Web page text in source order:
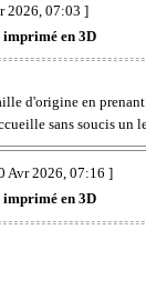
2026, 07:03 ]
en 3D
d'origine en
sans soucis un
Avr 2026, 07:16 ]
en 3D